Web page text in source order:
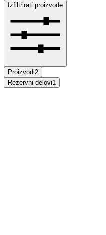
Izfiltrirati proizvode
Proizvodi2
Rezervni delovi1